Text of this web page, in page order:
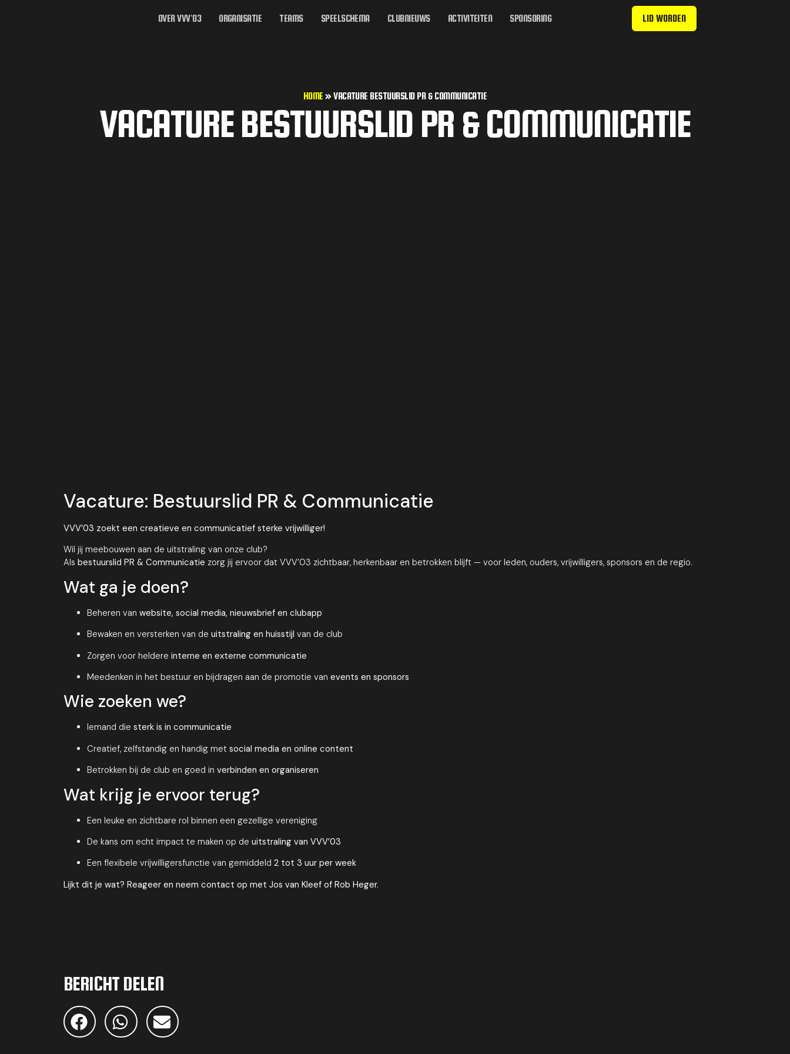
OVER VVV’03 ORGANISATIE TEAMS SPEELSCHEMA CLUBNIEUWS ACTIVITEITEN SPONSORING LID WORDEN
HOME »VACATURE BESTUURSLID PR & COMMUNICATIE
VACATURE BESTUURSLID PR & COMMUNICATIE
Vacature: Bestuurslid PR & Communicatie
VVV’03 zoekt een creatieve en communicatief sterke vrijwilliger!
Wil jij meebouwen aan de uitstraling van onze club?
Als bestuurslid PR & Communicatie zorg jij ervoor dat VVV’03 zichtbaar, herkenbaar en betrokken blijft — voor leden, ouders, vrijwilligers, sponsors en de regio.
Wat ga je doen?
Beheren van website, social media, nieuwsbrief en clubapp
Bewaken en versterken van de uitstraling en huisstijl van de club
Zorgen voor heldere interne en externe communicatie
Meedenken in het bestuur en bijdragen aan de promotie van events en sponsors
Wie zoeken we?
Iemand die sterk is in communicatie
Creatief, zelfstandig en handig met social media en online content
Betrokken bij de club en goed in verbinden en organiseren
Wat krijg je ervoor terug?
Een leuke en zichtbare rol binnen een gezellige vereniging
De kans om echt impact te maken op de uitstraling van VVV’03
Een flexibele vrijwilligersfunctie van gemiddeld 2 tot 3 uur per week
Lijkt dit je wat? Reageer en neem contact op met Jos van Kleef of Rob Heger.
BERICHT DELEN